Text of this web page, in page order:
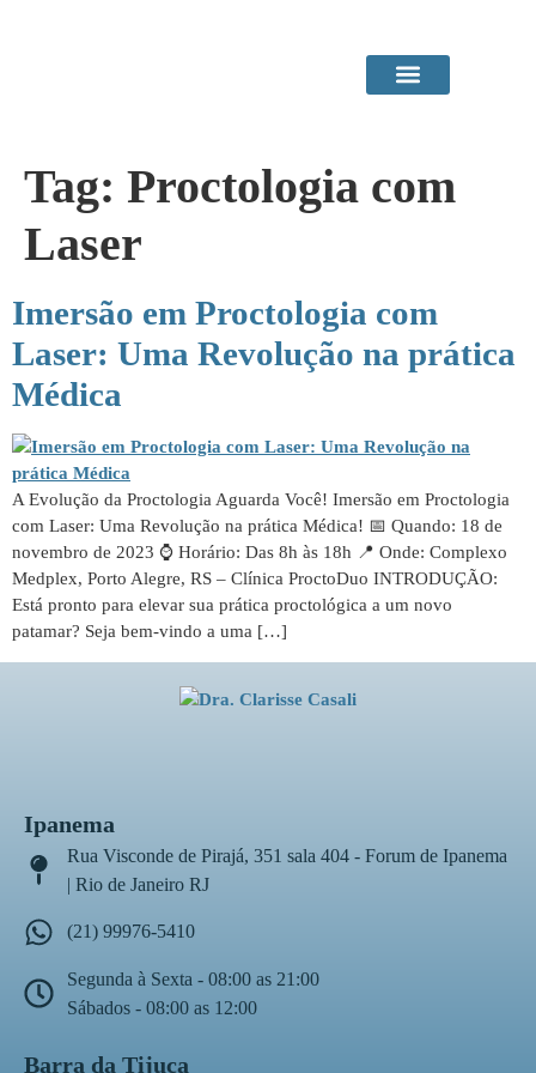
Tag: Proctologia com
Laser
Imersão em Proctologia com
Laser: Uma Revolução na prática
Médica
A Evolução da Proctologia Aguarda Você! Imersão em Proctologia
com Laser: Uma Revolução na prática Médica! 📅 Quando: 18 de
novembro de 2023 ⌚ Horário: Das 8h às 18h 📍 Onde: Complexo
Medplex, Porto Alegre, RS – Clínica ProctoDuo INTRODUÇÃO:
Está pronto para elevar sua prática proctológica a um novo
patamar? Seja bem-vindo a uma […]
Ipanema
Rua Visconde de Pirajá, 351 sala 404 - Forum de Ipanema
| Rio de Janeiro RJ
(21) 99976-5410
Segunda à Sexta - 08:00 as 21:00
Sábados - 08:00 as 12:00
Barra da Tijuca